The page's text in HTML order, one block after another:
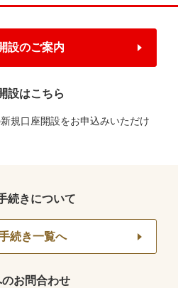
設のご案内
設はこちら
規口座開設をお申込みいただけ
続きについて
続き一覧へ
のお問合わせ